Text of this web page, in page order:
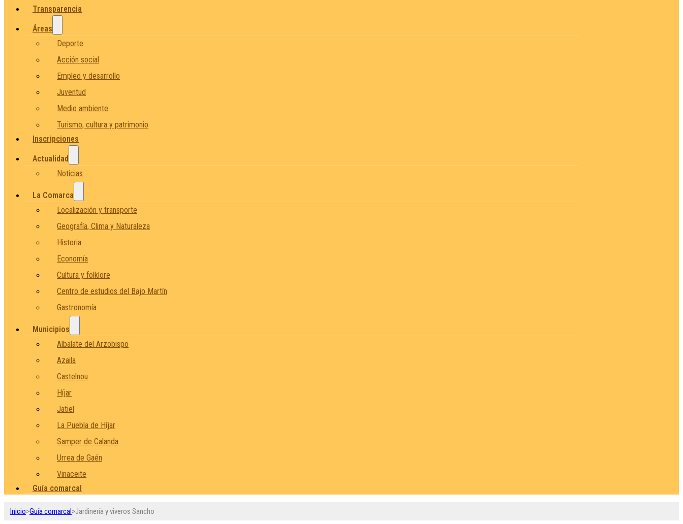
Transparencia
Áreas
Deporte
Acción social
Empleo y desarrollo
Juventud
Medio ambiente
Turismo, cultura y patrimonio
Inscripciones
Actualidad
Noticias
La Comarca
Localización y transporte
Geografía, Clima y Naturaleza
Historia
Economía
Cultura y folklore
Centro de estudios del Bajo Martín
Gastronomía
Municipios
Albalate del Arzobispo
Azaila
Castelnou
Híjar
Jatiel
La Puebla de Híjar
Samper de Calanda
Urrea de Gaén
Vinaceite
Guía comarcal
Inicio>Guía comarcal>Jardinería y viveros Sancho